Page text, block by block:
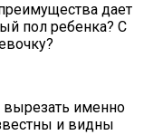
дает
пол ребенка? С
именно
и видны